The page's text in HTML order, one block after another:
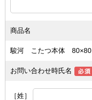
商品名
駿河 こたつ本体 80×80
お問い合わせ時氏名
［姓］